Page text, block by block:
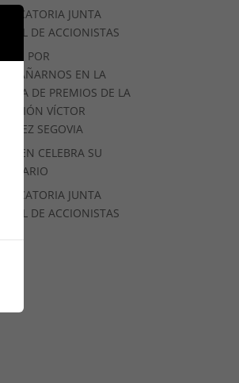
JUNTA
DE ACCIONISTAS
POR
EN LA
DE PREMIOS DE LA
VÍCTOR
SEGOVIA
CELEBRA SU
JUNTA
DE ACCIONISTAS